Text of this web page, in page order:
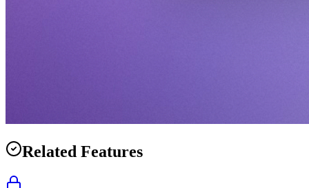
Related Features